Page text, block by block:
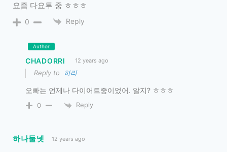
요즘 다요투 중 ㅎㅎㅎ
0 Reply
Author
CHADORRI 12 years ago
Reply to 하리
오빠는 언제나 다이어트중이었어. 알지? ㅎㅎㅎ
0 Reply
하나둘넷 12 years ago